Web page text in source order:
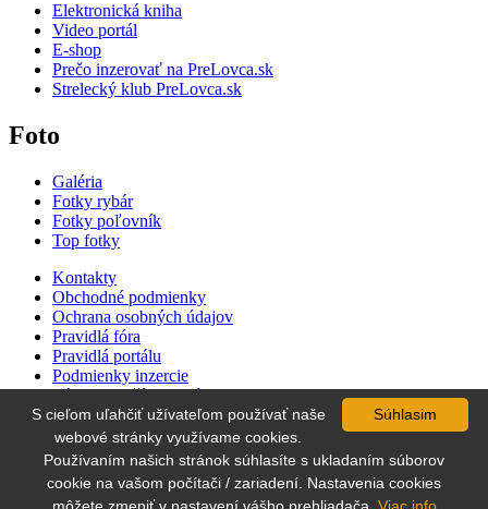
Elektronická kniha
Video portál
E-shop
Prečo inzerovať na PreLovca.sk
Strelecký klub PreLovca.sk
Foto
Galéria
Fotky rybár
Fotky poľovník
Top fotky
Kontakty
Obchodné podmienky
Ochrana osobných údajov
Pravidlá fóra
Pravidlá portálu
Podmienky inzercie
Zásady používania súborov cookie
Cenník inzercie
Súťaž
Súhlasim
S cieľom uľahčiť užívateľom používať naše
webové stránky využívame cookies.
Používaním našich stránok súhlasíte s ukladaním súborov
cookie na vašom počítači / zariadení. Nastavenia cookies